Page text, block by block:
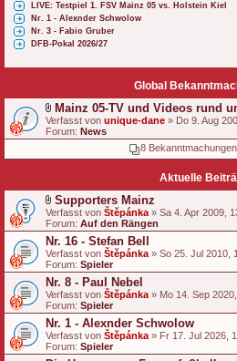
LIVE: Testpiel 1. FSV Mainz 05 vs. Holstein Kiel
Nr. 1 - Alexnder Schwolow
Nr. 3 - Fabio Gruber
DFB-Pokal 2026/27
Global
D
a
t
i
h
a
n
g
Mainz 05-TV und Videos rund
Verfasst von unique-dane » Do 9. Aug
Forum: News
8
Aktuelle
D
a
t
e
i
a
n
h
a
n
g
Supporters Mainz
Verfasst von Štěpánka » Sa 4. Apr 2009,
Forum: Auf den Rängen
Nr. 16 - Stefan Bell
Verfasst von Štěpánka » So 25. Jul 2010,
Forum: Spieler
Nr. 8 - Paul Nebel
Verfasst von Štěpánka » Mo 14. Sep
Forum: Spieler
Nr. 1 - Alexnder Schwolow
Verfasst von Štěpánka » Fr 17. Jul 2026,
Forum: Spieler